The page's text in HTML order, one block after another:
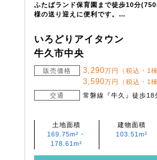
ふたばランド保育園まで徒歩10分
様の送り迎えに便利です。…
いろどりアイタウン
牛久市中央
販売価格 3,290万円（税込・1棟
3,590万円（税込・1棟
交通
常磐線『牛久』徒歩18
土地面積
169.75m²・
178.61m²
建物面積
103.51m²